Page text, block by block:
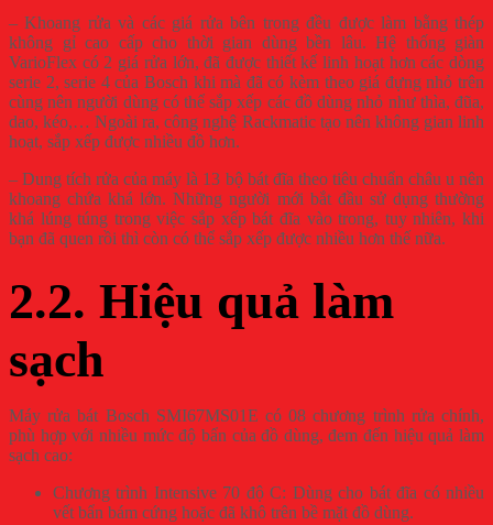
– Khoang rửa và các giá rửa bên trong đều được làm bằng thép
không gỉ cao cấp cho thời gian dùng bền lâu. Hệ thống giàn
VarioFlex có 2 giá rửa lớn, đã được thiết kế linh hoạt hơn các dòng
serie 2, serie 4 của Bosch khi mà đã có kèm theo giá đựng nhỏ trên
cùng nên người dùng có thể sắp xếp các đồ dùng nhỏ như thìa, đũa,
dao, kéo,… Ngoài ra, công nghệ Rackmatic tạo nên không gian linh
hoạt, sắp xếp được nhiều đồ hơn.
– Dung tích rửa của máy là 13 bộ bát đĩa theo tiêu chuẩn châu u nên
khoang chứa khá lớn. Những người mới bắt đầu sử dụng thường
khá lúng túng trong việc sắp xếp bát đĩa vào trong, tuy nhiên, khi
bạn đã quen rồi thì còn có thể sắp xếp được nhiều hơn thế nữa.
2.2. Hiệu quả làm
sạch
Máy rửa bát Bosch SMI67MS01E có 08 chương trình rửa chính,
phù hợp với nhiều mức độ bẩn của đồ dùng, đem đến hiệu quả làm
sạch cao:
Chương trình Intensive 70 độ C: Dùng cho bát đĩa có nhiều
vết bẩn bám cứng hoặc đã khô trên bề mặt đồ dùng.